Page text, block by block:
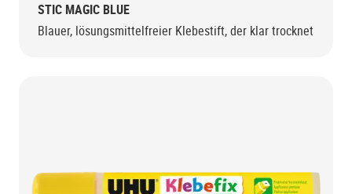
STIC MAGIC BLUE
Blauer, lösungsmittelfreier Klebestift, der klar trocknet